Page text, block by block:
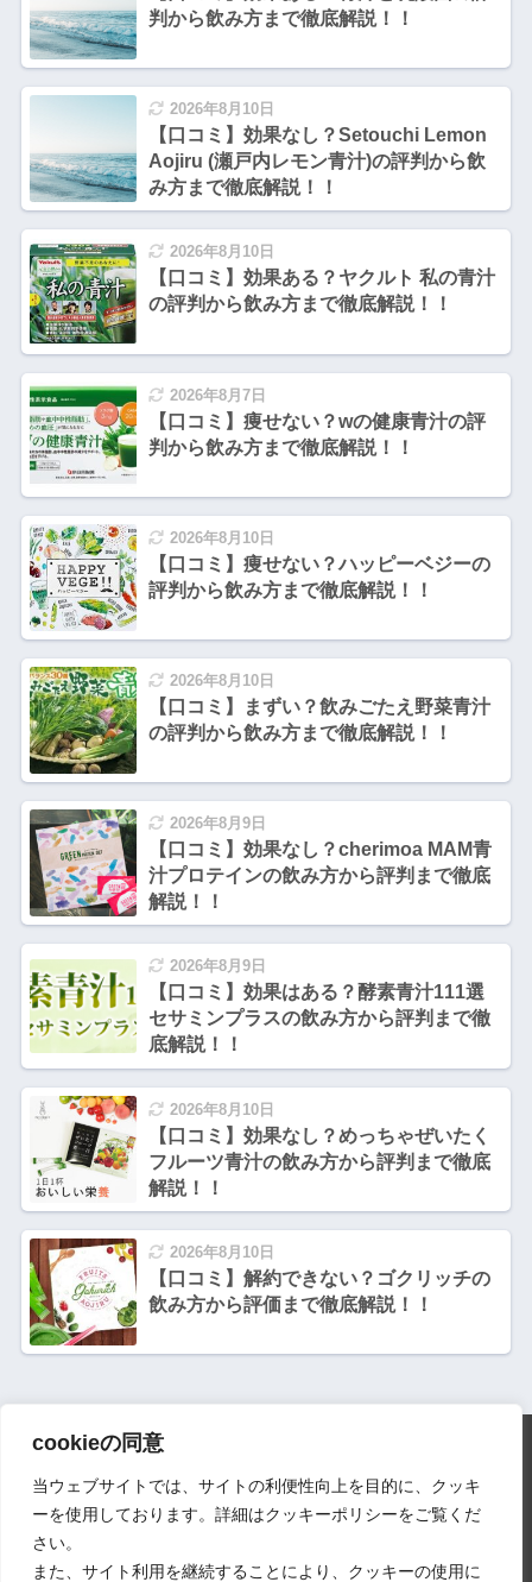
cookieの同意
当ウェブサイトでは、サイトの利便性向上を目的に、クッキ
ーを使用しております。詳細はクッキーポリシーをご覧くだ
さい。
また、サイト利用を継続することにより、クッキーの使用に
判から飲み方まで徹底解説！！
2026年8月10日
【口コミ】効果なし？Setouchi Lemon
Aojiru (瀬戸内レモン青汁)の評判から飲
み方まで徹底解説！！
2026年8月10日
【口コミ】効果ある？ヤクルト 私の青汁
の評判から飲み方まで徹底解説！！
2026年8月7日
【口コミ】痩せない？wの健康青汁の評
判から飲み方まで徹底解説！！
2026年8月10日
【口コミ】痩せない？ハッピーベジーの
評判から飲み方まで徹底解説！！
2026年8月10日
【口コミ】まずい？飲みごたえ野菜青汁
の評判から飲み方まで徹底解説！！
2026年8月9日
【口コミ】効果なし？cherimoa MAM青
汁プロテインの飲み方から評判まで徹底
解説！！
2026年8月9日
【口コミ】効果はある？酵素青汁111選
セサミンプラスの飲み方から評判まで徹
底解説！！
2026年8月10日
【口コミ】効果なし？めっちゃぜいたく
フルーツ青汁の飲み方から評判まで徹底
解説！！
2026年8月10日
【口コミ】解約できない？ゴクリッチの
飲み方から評価まで徹底解説！！
会社情報
口コミ投稿ガイドライン
プライバシーポリシー